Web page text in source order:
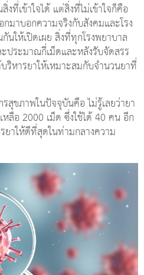
ที่เข้าใจได้ แต่สิ่งที่ไม่เข้าใจก็คือ
มาบอกความจริงกับสังคมและโรง
นให้เปิดเผย สิ่งที่ทุกโรงพยาบาล
ประมาณกี่เม็ดและหลังรับจัดสรร
ริหารยาให้เหมาะสมกับจำนวนยาที่
สุขภาพในปัจจุบันคือ ไม่รู้เลยว่ายา
ลือ 2000 เม็ด ซึ่งใช้ได้ 40 คน อีก
ยาให้ดีที่สุดในท่ามกลางความ